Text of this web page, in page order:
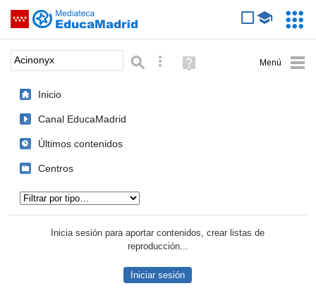
Saltar navegación
Palabra o frase: Búsqueda avanzada
Ayuda
(en
Inicio
Canal EducaMadrid
Últimos contenidos
Centros
Inicia sesión para aportar contenidos, crear listas de
reproducción...
Iniciar sesión